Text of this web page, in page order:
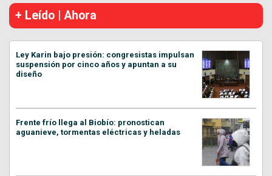
+ Leído | Ahora
Ley Karin bajo presión: congresistas impulsan
suspensión por cinco años y apuntan a su
diseño
Frente frío llega al Biobío: pronostican
aguanieve, tormentas eléctricas y heladas